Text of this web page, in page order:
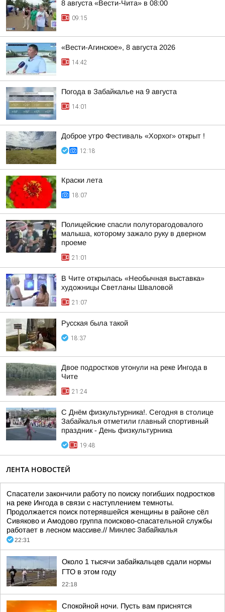
8 августа «Вести-Чита» в 08:00
09:15
«Вести-Агинское», 8 августа 2026
14:42
Погода в Забайкалье на 9 августа
14:01
Доброе утро Фестиваль «Хорхог» открыт !
12:18
Краски лета
18:07
Полицейские спасли полуторагодовалого
малыша, которому зажало руку в дверном
проеме
21:01
В Чите открылась «Необычная выставка»
художницы Светланы Шваловой
21:07
Русская была такой
18:37
Двое подростков утонули на реке Ингода в
Чите
21:24
С Днём физкультурника!. Сегодня в столице
Забайкалья отметили главный спортивный
праздник - День физкультурника
19:48
ЛЕНТА НОВОСТЕЙ
Спасатели закончили работу по поиску погибших подростков
на реке Ингода в связи с наступлением темноты.
Продолжается поиск потерявшейся женщины в районе сёл
Сивяково и Амодово группа поисково-спасательной службы
работает в лесном массиве.// Минлес Забайкалья
22:31
Около 1 тысячи забайкальцев сдали нормы
ГТО в этом году
22:18
Спокойной ночи. Пусть вам приснятся